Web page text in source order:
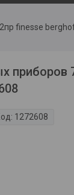
finesse
приборов
1272608